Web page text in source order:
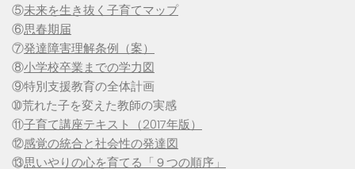
⑤未来を生き抜く子育てマップ
⑥思春期届
⑦発達障害理解条例（案）
⑧小学校卒業までの学力図
⑨特別支援教育の全体計画
➉荒れた子を変えた教師の実感
⑪子育て講座テキスト（2017年版）
⑫感覚の統合と社会性の発達図
⑬思いやりの心を育てる「９つの順序」